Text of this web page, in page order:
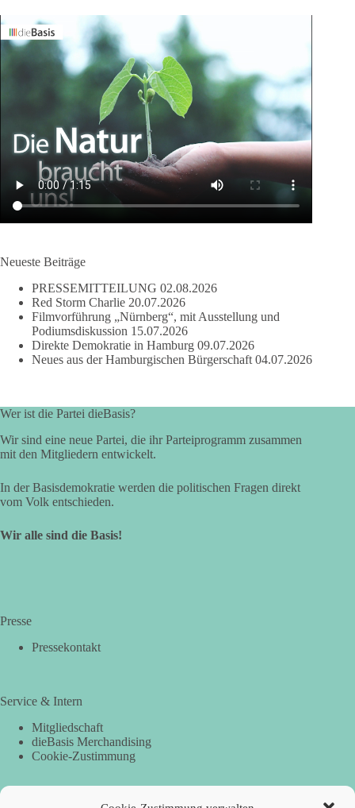
Neueste Beiträge
PRESSEMITTEILUNG 02.08.2026
Red Storm Charlie 20.07.2026
Filmvorführung „Nürnberg“, mit Ausstellung und
Podiumsdiskussion 15.07.2026
Direkte Demokratie in Hamburg 09.07.2026
Neues aus der Hamburgischen Bürgerschaft 04.07.2026
Wer ist die Partei dieBasis?
Wir sind eine neue Partei, die ihr Parteiprogramm zusammen
mit den Mitgliedern entwickelt.
In der Basisdemokratie werden die politischen Fragen direkt
vom Volk entschieden.
Wir alle sind die Basis!
Presse
Pressekontakt
Service & Intern
Mitgliedschaft
dieBasis Merchandising
Cookie-Zustimmung